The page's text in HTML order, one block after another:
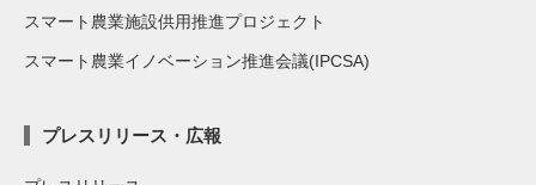
スマート農業施設供用推進プロジェクト
スマート農業イノベーション推進会議(IPCSA)
プレスリリース・広報